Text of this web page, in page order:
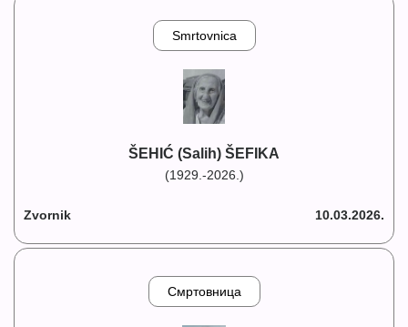
Smrtovnica
ŠEHIĆ (Salih) ŠEFIKA
(1929.-2026.)
Zvornik 10.03.2026.
Смртовница